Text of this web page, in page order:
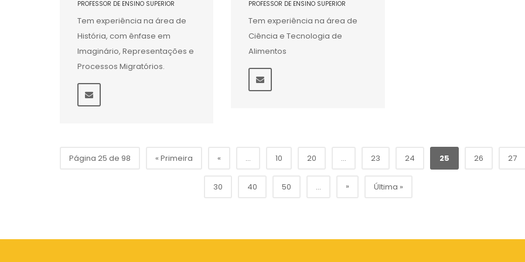
PROFESSOR DE ENSINO SUPERIOR
Tem experiência na área de
História, com ênfase em
Imaginário, Representações e
Processos Migratórios.
PROFESSOR DE ENSINO SUPERIOR
Tem experiência na área de
Ciência e Tecnologia de
Alimentos
Página 25 de 98 « Primeira « ... 10 20 ... 23 24 25 26 27
30 40 50 ... » Última »